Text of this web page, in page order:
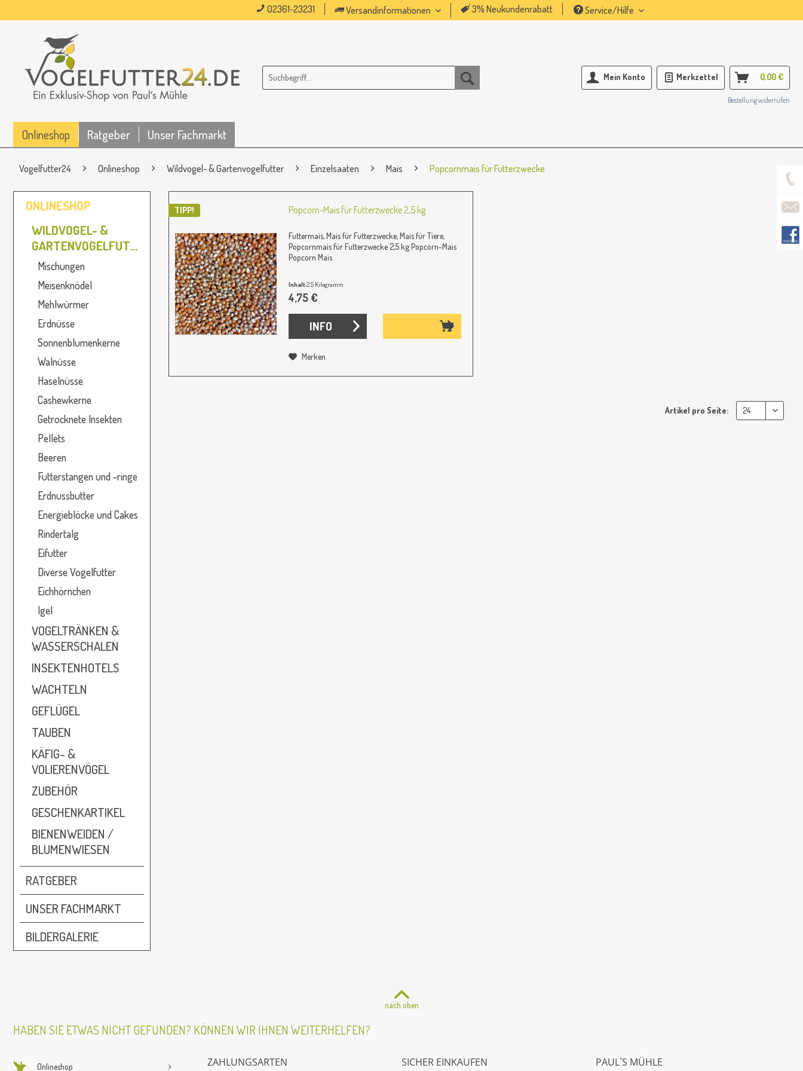
02361-23231 Versandinformationen 3% Neukundenrabatt Service/Hilfe
Mein Konto Merkzettel 0,00 €
Bestellung widerrufen
Onlineshop Ratgeber Unser Fachmarkt
Vogelfutter24 Onlineshop Wildvogel- & Gartenvogelfutter Einzelsaaten Mais Popcornmais für Futterzwecke
ONLINESHOP
WILDVOGEL- &
GARTENVOGELFUTTER
Mischungen
Meisenknödel
Mehlwürmer
Erdnüsse
Sonnenblumenkerne
Walnüsse
Haselnüsse
Cashewkerne
Getrocknete Insekten
Pellets
Beeren
Futterstangen und -ringe
Erdnussbutter
Energieblöcke und Cakes
Rindertalg
Eifutter
Diverse Vogelfutter
Eichhörnchen
Igel
VOGELTRÄNKEN &
WASSERSCHALEN
INSEKTENHOTELS
WACHTELN
GEFLÜGEL
TAUBEN
KÄFIG- &
VOLIERENVÖGEL
ZUBEHÖR
GESCHENKARTIKEL
BIENENWEIDEN /
BLUMENWIESEN
RATGEBER
UNSER FACHMARKT
BILDERGALERIE
TIPP! Popcorn-Mais für Futterzwecke 2,5 kg
Futtermais, Mais für Futterzwecke, Mais für Tiere,
Popcornmais für Futterzwecke 2,5 kg Popcorn-Mais
Popcorn Mais
Inhalt2.5 Kilogramm
(1,90 € / 1 Kilogramm)
4,75 €
INFO
Merken
Artikel pro Seite:
nach oben
HABEN SIE ETWAS NICHT GEFUNDEN? KÖNNEN WIR IHNEN WEITERHELFEN?
Onlineshop ZAHLUNGSARTEN SICHER EINKAUFEN PAUL´S MÜHLE